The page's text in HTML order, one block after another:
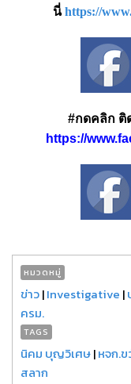
นี่https://
#กดคลิก ติ
https://
หมวดหมู่
ข่าว|Investigative |
ครม.
TAGS
นิคม บุญวิเศษ|หจก.
สลาก